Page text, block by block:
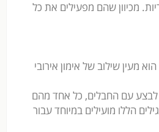
מכיוון שהם מפעילים את כל
הוא מעין שילוב של אימון אירובי
לבצע עם החבלים, כל אחד מהם
הללו מועילים במיוחד עבור